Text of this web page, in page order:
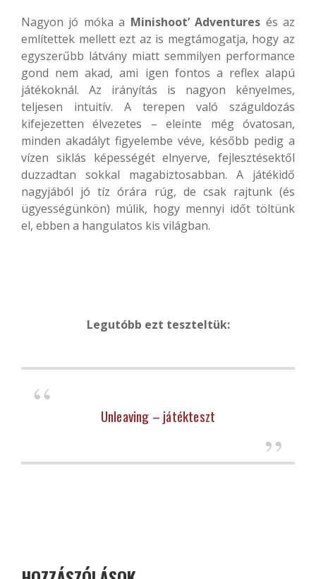
Nagyon jó móka a Minishoot’ Adventures és az
említettek mellett ezt az is megtámogatja, hogy az
egyszerűbb látvány miatt semmilyen performance
gond nem akad, ami igen fontos a reflex alapú
játékoknál. Az irányítás is nagyon kényelmes,
teljesen intuitív. A terepen való száguldozás
kifejezetten élvezetes – eleinte még óvatosan,
minden akadályt figyelembe véve, később pedig a
vízen siklás képességét elnyerve, fejlesztésektől
duzzadtan sokkal magabiztosabban. A játékidő
nagyjából jó tíz órára rúg, de csak rajtunk (és
ügyességünkön) múlik, hogy mennyi időt töltünk
el, ebben a hangulatos kis világban.
Legutóbb ezt teszteltük:
Unleaving – játékteszt